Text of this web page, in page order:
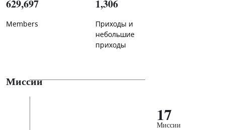
629,697
Members
1,306
Приходы и
небольшие
приходы
Миссии
17
Миссии